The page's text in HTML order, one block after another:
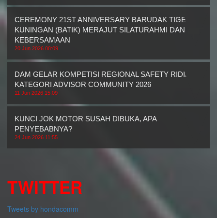
CEREMONY 21ST ANNIVERSARY BARUDAK TIGER
KUNINGAN (BATIK) MERAJUT SILATURAHMI DAN
KEBERSAMAAN
20 Jun 2026 08:09
DAM GELAR KOMPETISI REGIONAL SAFETY RIDING
KATEGORI ADVISOR COMMUNITY 2026
11 Jun 2026 15:09
KUNCI JOK MOTOR SUSAH DIBUKA, APA
PENYEBABNYA?
24 Jun 2026 11:55
TWITTER
Tweets by hondacomm